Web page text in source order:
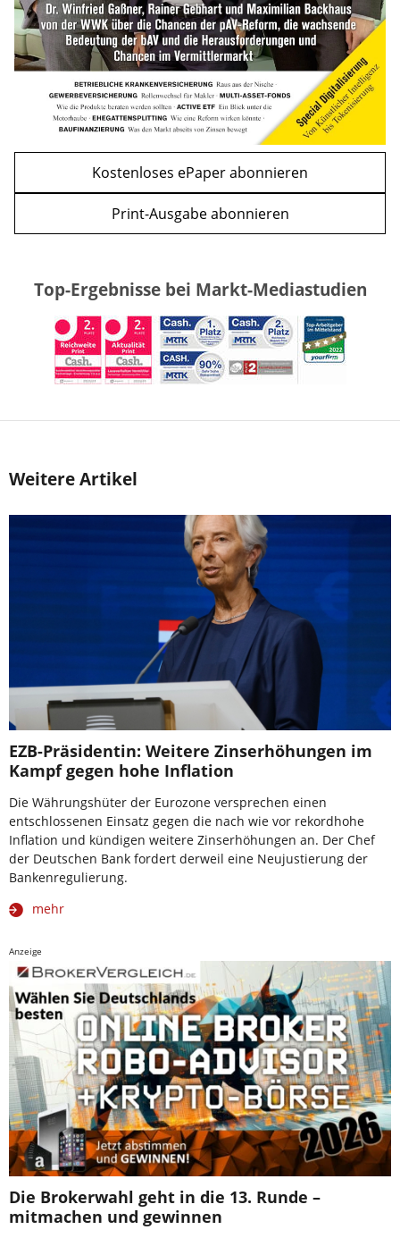
Kostenloses ePaper abonnieren
Print-Ausgabe abonnieren
Top-Ergebnisse bei Markt-Mediastudien
Weitere Artikel
EZB-Präsidentin: Weitere Zinserhöhungen im
Kampf gegen hohe Inflation
Die Währungshüter der Eurozone versprechen einen
entschlossenen Einsatz gegen die nach wie vor rekordhohe
Inflation und kündigen weitere Zinserhöhungen an. Der Chef
der Deutschen Bank fordert derweil eine Neujustierung der
Bankenregulierung.
mehr
Anzeige
Die Brokerwahl geht in die 13. Runde –
mitmachen und gewinnen